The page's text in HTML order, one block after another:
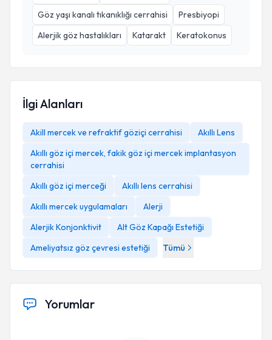
Göz yaşı kanalı tıkanıklığı cerrahisi
Presbiyopi
Alerjik göz hastalıkları
Katarakt Keratokonus
İlgi Alanları
Akill mercek ve refraktif göziçi cerrahisi
Akıllı Lens
Akıllı göz içi mercek, fakik göz içi mercek implantasyon
cerrahisi
Akıllı göz içi merceği
Akıllı lens cerrahisi
Akıllı mercek uygulamaları
Alerji
Alerjik Konjonktivit
Alt Göz Kapağı Estetiği
Ameliyatsız göz çevresi estetiği
Tümü
Yorumlar